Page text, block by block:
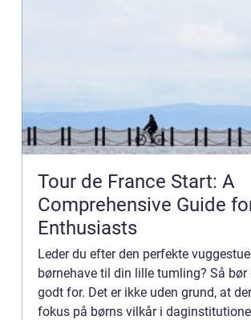
Tour de France Start: A
Comprehensive Guide
Enthusiasts
Leder du efter den perfekte
børnehave til din lille tumling? Så bør
godt for. Det er ikke uden grund, at
fokus på børns vilkår i